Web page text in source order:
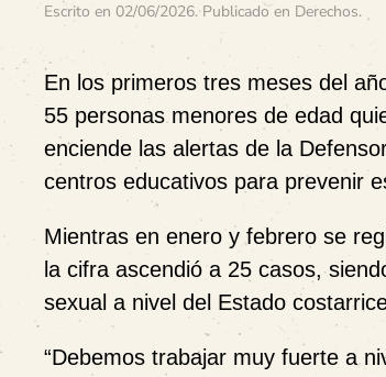
Escrito en 02/06/2026. Publicado en Derechos.
En los primeros tres meses del
55 personas menores de edad
enciende las alertas de la
centros educativos para prevenir
Mientras en enero y febrero se
la cifra ascendió a 25 casos,
sexual a nivel del Estado
“Debemos trabajar muy fuerte a